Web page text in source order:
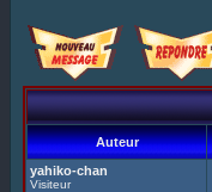
Auteur
yahiko-chan
Visiteur